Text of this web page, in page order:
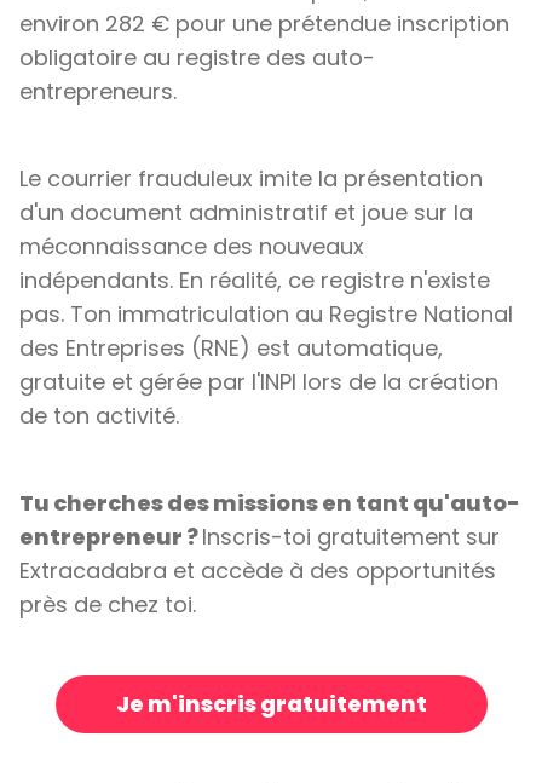
environ 282 € pour une prétendue inscription
obligatoire au registre des auto-
entrepreneurs.
Le courrier frauduleux imite la présentation
d'un document administratif et joue sur la
méconnaissance des nouveaux
indépendants. En réalité, ce registre n'existe
pas. Ton immatriculation au Registre National
des Entreprises (RNE) est automatique,
gratuite et gérée par l'INPI lors de la création
de ton activité.
Tu cherches des missions en tant qu'auto-
entrepreneur ?Inscris-toi gratuitement sur
Extracadabra et accède à des opportunités
près de chez toi.
Je m'inscris gratuitement